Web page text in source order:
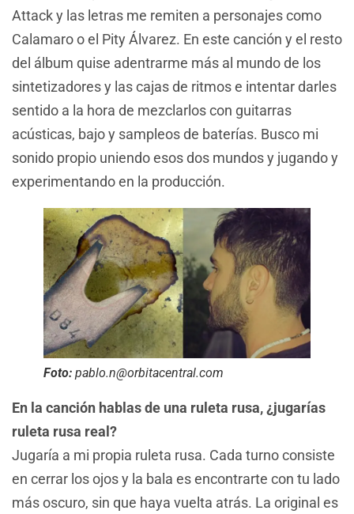
Attack y las letras me remiten a personajes como
Calamaro o el Pity Álvarez. En este canción y el resto
del álbum quise adentrarme más al mundo de los
sintetizadores y las cajas de ritmos e intentar darles
sentido a la hora de mezclarlos con guitarras
acústicas, bajo y sampleos de baterías. Busco mi
sonido propio uniendo esos dos mundos y jugando y
experimentando en la producción.
Foto: pablo.n@orbitacentral.com
En la canción hablas de una ruleta rusa, ¿jugarías
ruleta rusa real?
Jugaría a mi propia ruleta rusa. Cada turno consiste
en cerrar los ojos y la bala es encontrarte con tu lado
más oscuro, sin que haya vuelta atrás. La original es